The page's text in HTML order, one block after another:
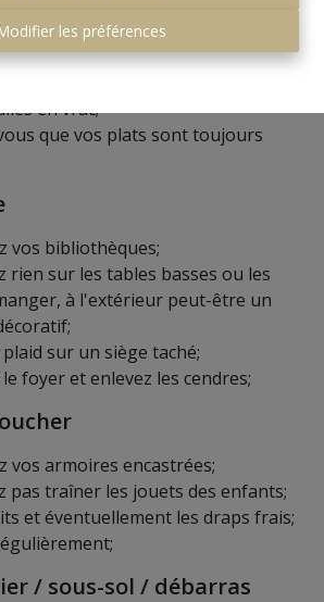
les préférences
du pot-pourri dans la salle de
en vrac;
que vos plats sont toujours
vos bibliothèques;
rien sur les tables basses ou les
à l'extérieur peut-être un
sur un siège taché;
foyer et enlevez les cendres;
vos armoires encastrées;
pas traîner les jouets des enfants;
et éventuellement les draps frais;
/ sous-sol / débarras